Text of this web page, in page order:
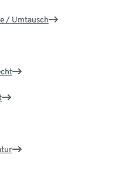
/ Umtausch